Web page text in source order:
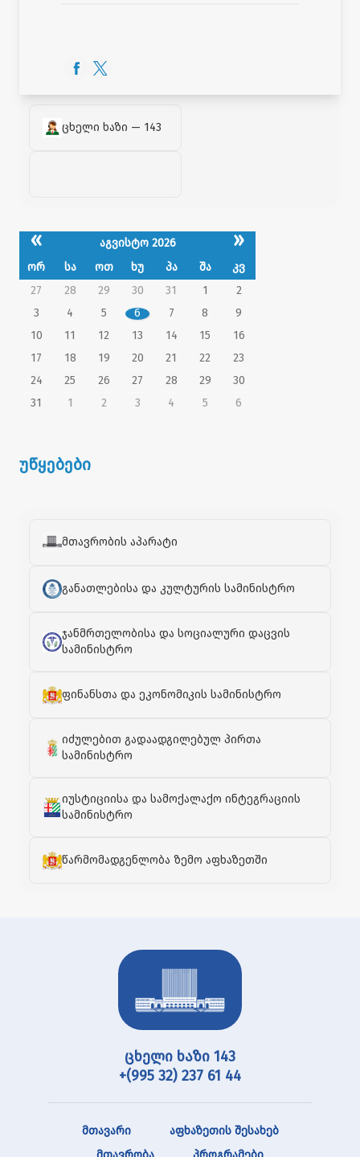
ცხელი ხაზი — 143
« აგვისტო 2026 »
ორ სა ოთ ხუ პა შა
კვ
27
28 29 30 31 1
2
3
4 5 6 7 8
9
10
11 12 13 14 15
16
17
18 19 20 21 22
23
24
25 26 27 28 29
30
31
1 2 3 4 5 6
უწყებები
მთავრობის აპარატი
განათლებისა და კულტურის სამინისტრო
ჯანმრთელობისა და სოციალური დაცვის
სამინისტრო
ფინანსთა და ეკონომიკის სამინისტრო
იძულებით გადაადგილებულ პირთა
სამინისტრო
იუსტიციისა და სამოქალაქო ინტეგრაციის
სამინისტრო
წარმომადგენლობა ზემო აფხაზეთში
ცხელი ხაზი 143
+(995 32) 237 61 44
მთავარი
აფხაზეთის შესახებ